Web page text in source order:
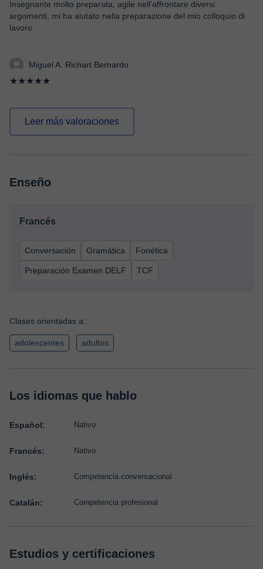
Insegnante molto preparata, agile nell’affrontare diversi
argomenti, mi ha aiutato nella preparazione del mio colloquio di
lavoro.
Miguel A. Richart Bernardo
★★★★★
Leer más valoraciones
Enseño
Francés
Conversación Gramática Fonética
Preparación Examen DELF TCF
Clases orientadas a:
adolescentes adultos
Los idiomas que hablo
Español: Nativo
Francés: Nativo
Inglés: Competencia conversacional
Catalán: Competencia profesional
Estudios y certificaciones